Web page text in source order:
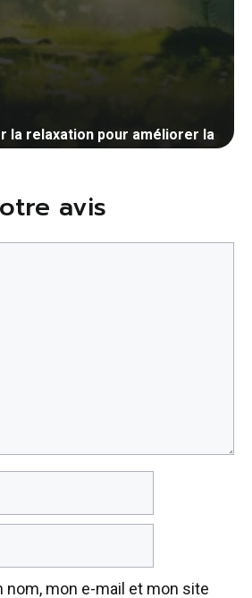
la relaxation pour améliorer la
avis
nom, mon e-mail et mon site